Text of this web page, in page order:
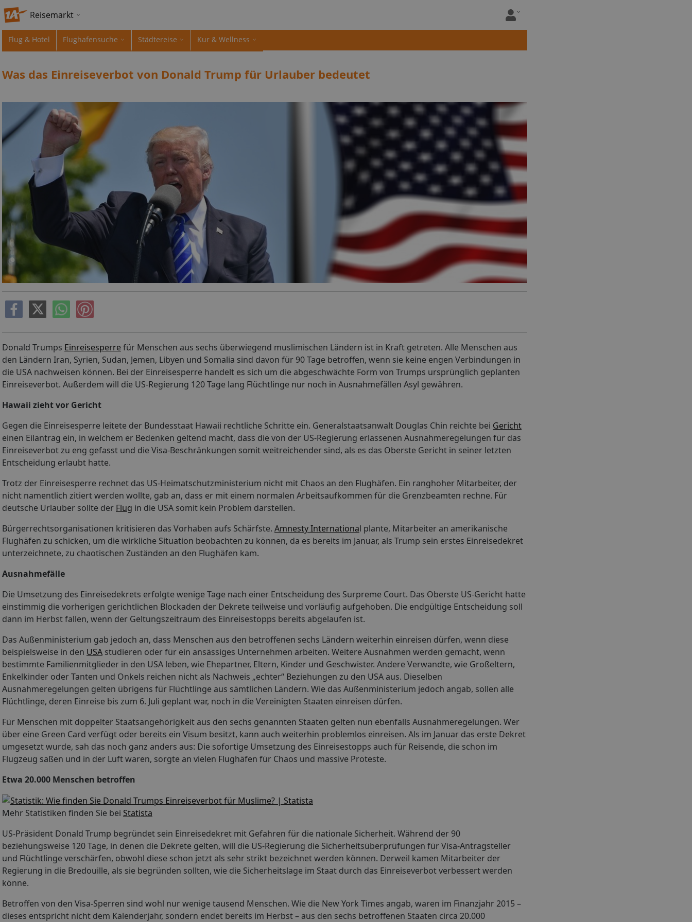
Reisemarkt
Flug & Hotel Flughafensuche Städtereise Kur & Wellness
Was das Einreiseverbot von Donald Trump für Urlauber bedeutet
Donald Trumps Einreisesperrefür Menschen aus sechs überwiegend muslimischen Ländern ist in Kraft getreten. Alle Menschen aus
den Ländern Iran, Syrien, Sudan, Jemen, Libyen und Somalia sind davon für 90 Tage betroffen, wenn sie keine engen Verbindungen in
die USA nachweisen können. Bei der Einreisesperre handelt es sich um die abgeschwächte Form von Trumps ursprünglich geplanten
Einreiseverbot. Außerdem will die US-Regierung 120 Tage lang Flüchtlinge nur noch in Ausnahmefällen Asyl gewähren.
Hawaii zieht vor Gericht
Gegen die Einreisesperre leitete der Bundesstaat Hawaii rechtliche Schritte ein. Generalstaatsanwalt Douglas Chin reichte bei Gericht
einen Eilantrag ein, in welchem er Bedenken geltend macht, dass die von der US-Regierung erlassenen Ausnahmeregelungen für das
Einreiseverbot zu eng gefasst und die Visa-Beschränkungen somit weitreichender sind, als es das Oberste Gericht in seiner letzten
Entscheidung erlaubt hatte.
Trotz der Einreisesperre rechnet das US-Heimatschutzministerium nicht mit Chaos an den Flughäfen. Ein ranghoher Mitarbeiter, der
nicht namentlich zitiert werden wollte, gab an, dass er mit einem normalen Arbeitsaufkommen für die Grenzbeamten rechne. Für
deutsche Urlauber sollte der Flug in die USA somit kein Problem darstellen.
Bürgerrechtsorganisationen kritisieren das Vorhaben aufs Schärfste. Amnesty International plante, Mitarbeiter an amerikanische
Flughäfen zu schicken, um die wirkliche Situation beobachten zu können, da es bereits im Januar, als Trump sein erstes Einreisedekret
unterzeichnete, zu chaotischen Zuständen an den Flughäfen kam.
Ausnahmefälle
Die Umsetzung des Einreisedekrets erfolgte wenige Tage nach einer Entscheidung des Surpreme Court. Das Oberste US-Gericht hatte
einstimmig die vorherigen gerichtlichen Blockaden der Dekrete teilweise und vorläufig aufgehoben. Die endgültige Entscheidung soll
dann im Herbst fallen, wenn der Geltungszeitraum des Einreisestopps bereits abgelaufen ist.
Das Außenministerium gab jedoch an, dass Menschen aus den betroffenen sechs Ländern weiterhin einreisen dürfen, wenn diese
beispielsweise in den USA studieren oder für ein ansässiges Unternehmen arbeiten. Weitere Ausnahmen werden gemacht, wenn
bestimmte Familienmitglieder in den USA leben, wie Ehepartner, Eltern, Kinder und Geschwister. Andere Verwandte, wie Großeltern,
Enkelkinder oder Tanten und Onkels reichen nicht als Nachweis „echter“ Beziehungen zu den USA aus. Dieselben
Ausnahmeregelungen gelten übrigens für Flüchtlinge aus sämtlichen Ländern. Wie das Außenministerium jedoch angab, sollen alle
Flüchtlinge, deren Einreise bis zum 6. Juli geplant war, noch in die Vereinigten Staaten einreisen dürfen.
Für Menschen mit doppelter Staatsangehörigkeit aus den sechs genannten Staaten gelten nun ebenfalls Ausnahmeregelungen. Wer
über eine Green Card verfügt oder bereits ein Visum besitzt, kann auch weiterhin problemlos einreisen. Als im Januar das erste Dekret
umgesetzt wurde, sah das noch ganz anders aus: Die sofortige Umsetzung des Einreisestopps auch für Reisende, die schon im
Flugzeug saßen und in der Luft waren, sorgte an vielen Flughäfen für Chaos und massive Proteste.
Etwa 20.000 Menschen betroffen
Mehr Statistiken finden Sie bei Statista
US-Präsident Donald Trump begründet sein Einreisedekret mit Gefahren für die nationale Sicherheit. Während der 90
beziehungsweise 120 Tage, in denen die Dekrete gelten, will die US-Regierung die Sicherheitsüberprüfungen für Visa-Antragsteller
und Flüchtlinge verschärfen, obwohl diese schon jetzt als sehr strikt bezeichnet werden können. Derweil kamen Mitarbeiter der
Regierung in die Bredouille, als sie begründen sollten, wie die Sicherheitslage im Staat durch das Einreiseverbot verbessert werden
könne.
Betroffen von den Visa-Sperren sind wohl nur wenige tausend Menschen. Wie die New York Times angab, waren im Finanzjahr 2015 –
dieses entspricht nicht dem Kalenderjahr, sondern endet bereits im Herbst – aus den sechs betroffenen Staaten circa 20.000